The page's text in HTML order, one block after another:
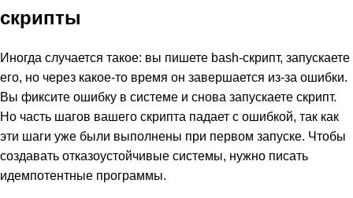
скрипты
Иногда случается такое: вы пишете bash-скрипт, запускаете
его, но через какое-то время он завершается из-за ошибки.
Вы фиксите ошибку в системе и снова запускаете скрипт.
Но часть шагов вашего скрипта падает с ошибкой, так как
эти шаги уже были выполнены при первом запуске. Чтобы
создавать отказоустойчивые системы, нужно писать
идемпотентные программы.